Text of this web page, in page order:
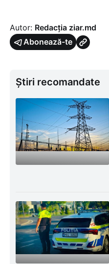
Autor: Redacția ziar.md
Abonează-te
Știri recomandate